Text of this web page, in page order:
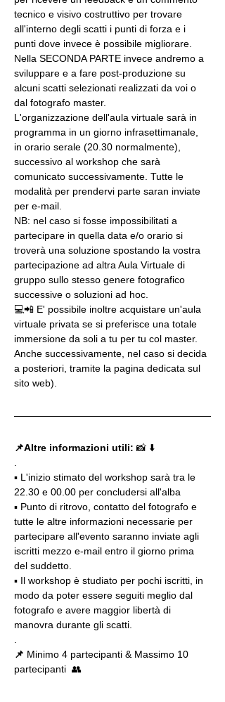
tecnico e visivo costruttivo per trovare
all'interno degli scatti i punti di forza e i
punti dove invece è possibile migliorare.
Nella SECONDA PARTE invece andremo a
sviluppare e a fare post-produzione su
alcuni scatti selezionati realizzati da voi o
dal fotografo master.
L'organizzazione dell'aula virtuale sarà in
programma in un giorno infrasettimanale,
in orario serale (20.30 normalmente),
successivo al workshop che sarà
comunicato successivamente. Tutte le
modalità per prendervi parte saran inviate
per e-mail.
NB: nel caso si fosse impossibilitati a
partecipare in quella data e/o orario si
troverà una soluzione spostando la vostra
partecipazione ad altra Aula Virtuale di
gruppo sullo stesso genere fotografico
successive o soluzioni ad hoc.
💻📲 E' possibile inoltre acquistare un'aula
virtuale privata se si preferisce una totale
immersione da soli a tu per tu col master.
Anche successivamente, nel caso si decida
a posteriori, tramite la pagina dedicata sul
sito web).
📌Altre informazioni utili: 📸 ⬇️
▪️ L'inizio stimato del workshop sarà tra le
22.30 e 00.00 per concludersi all'alba
▪️ Punto di ritrovo, contatto del fotografo e
tutte le altre informazioni necessarie per
partecipare all'evento saranno inviate agli
iscritti mezzo e-mail entro il giorno prima
del suddetto.
▪️ Il workshop è studiato per pochi iscritti, in
modo da poter essere seguiti meglio dal
fotografo e avere maggior libertà di
manovra durante gli scatti.
📌 Minimo 4 partecipanti & Massimo 10
partecipanti  👥